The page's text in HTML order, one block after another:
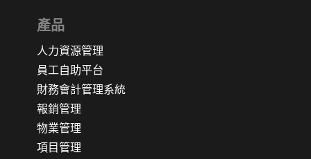
產品
人力資源管理
員工自助平台
財務會計管理系統
報銷管理
物業管理
項目管理